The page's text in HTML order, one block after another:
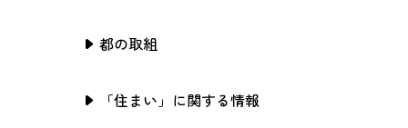
都の取組
「住まい」に関する情報